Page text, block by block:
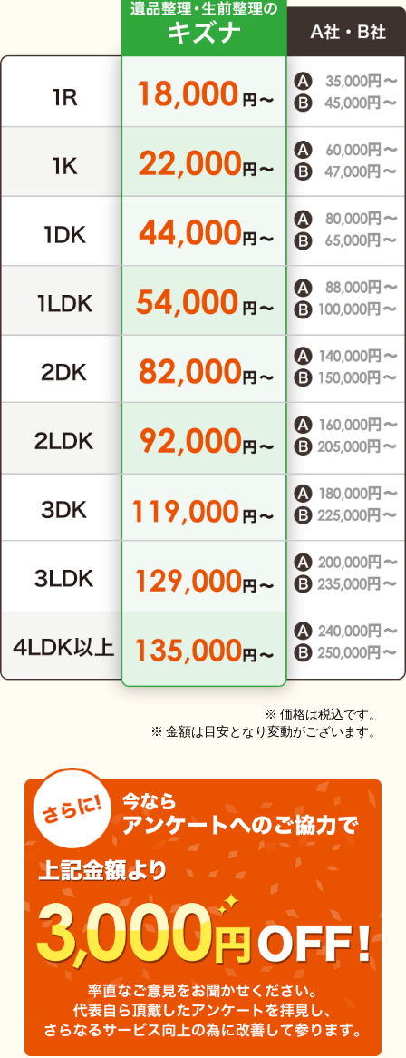
※ 価格は税込です。
※ 金額は目安となり変動がございます。